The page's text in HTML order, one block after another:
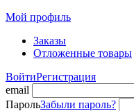
Мой профиль
Заказы
Отложенные товары
ВойтиРегистрация
email
ПарольЗабыли пароль?